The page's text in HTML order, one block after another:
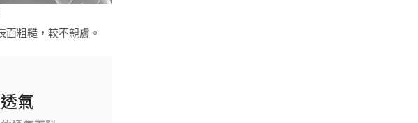
面粗糙，較不親膚。
氣